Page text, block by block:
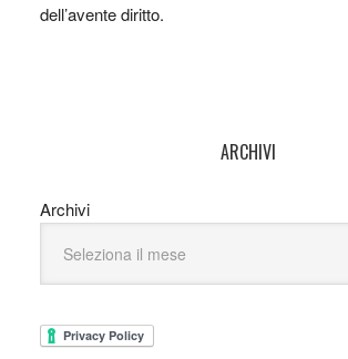
dell’avente diritto.
ARCHIVI
Archivi